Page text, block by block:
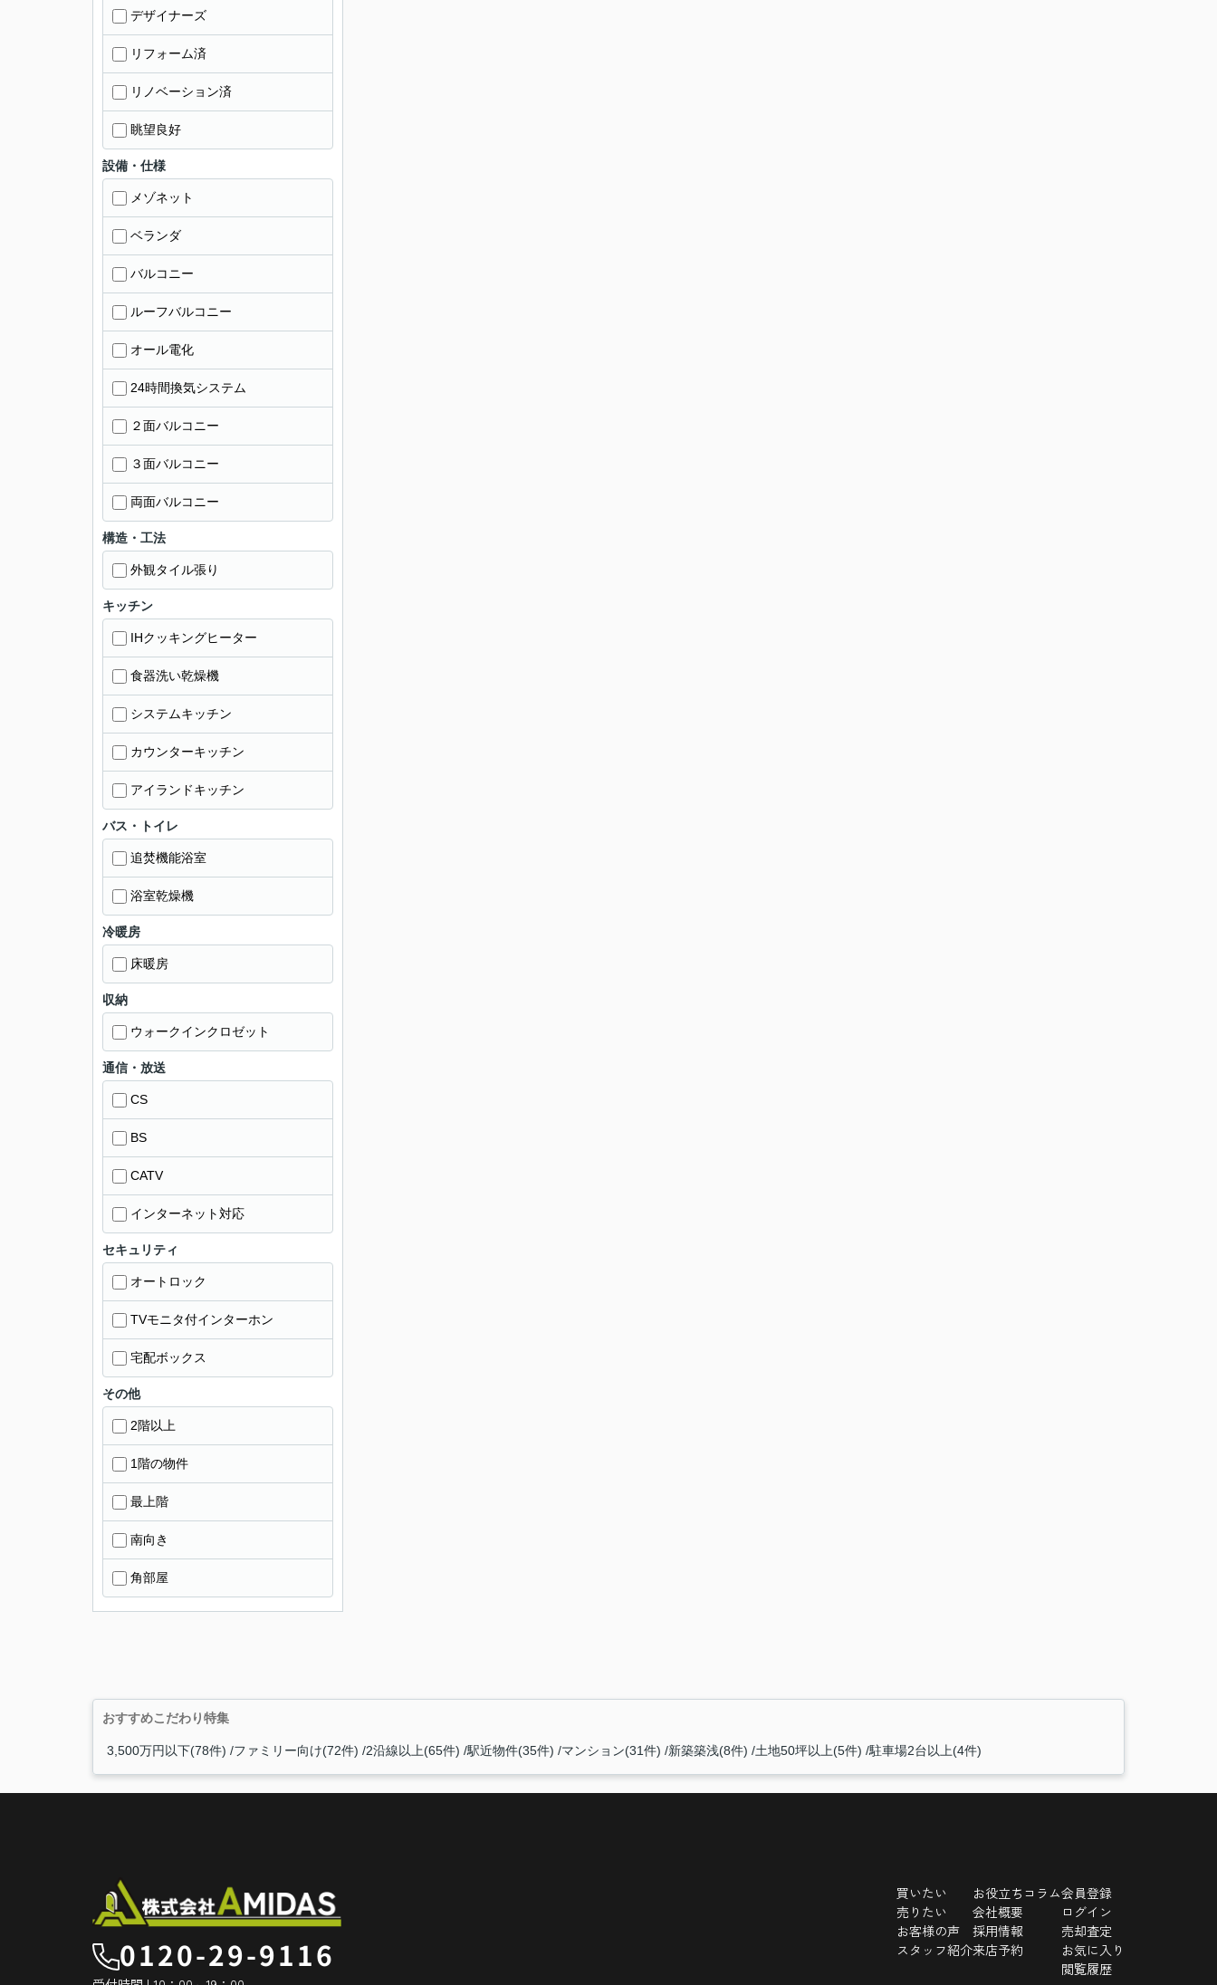
デザイナーズ
リフォーム済
リノベーション済
眺望良好
設備・仕様
メゾネット
ベランダ
バルコニー
ルーフバルコニー
オール電化
24時間換気システム
２面バルコニー
３面バルコニー
両面バルコニー
構造・工法
外観タイル張り
キッチン
IHクッキングヒーター
食器洗い乾燥機
システムキッチン
カウンターキッチン
アイランドキッチン
バス・トイレ
追焚機能浴室
浴室乾燥機
冷暖房
床暖房
収納
ウォークインクロゼット
通信・放送
CS
BS
CATV
インターネット対応
セキュリティ
オートロック
TVモニタ付インターホン
宅配ボックス
その他
2階以上
1階の物件
最上階
南向き
角部屋
おすすめこだわり特集
3,500万円以下(78件) ファミリー向け(72件) 2沿線以上(65件) 駅近物件(35件) マンション(31件) 新築築浅(8件) 土地50坪以上(5件) 駐車場2台以上(4件)
0120-29-9116
買いたい
売りたい
お客様の声
スタッフ紹介
お役立ちコラム
会社概要
採用情報
来店予約
会員登録
ログイン
売却査定
お気に入り
閲覧履歴